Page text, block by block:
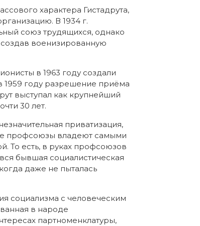
характера Гистадрута,
В 1934 г.
союз трудящихся, однако
создав военизированную
в 1963 году создали
1959 году разрешение приёма
выступал как крупнейший
30 лет.
приватизация,
профсоюзы владеют самыми
То есть, в руках профсоюзов
бывшая социалистическая
даже не пыталась
социализма с человеческим
в народе
партноменклатуры,